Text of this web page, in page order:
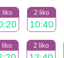
liko 2 liko
10:40
liko 2 liko